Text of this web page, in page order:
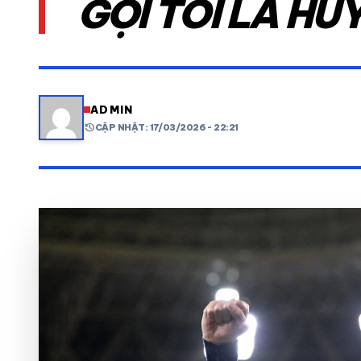
VIDEO
mail
GỌI TÔI LÀ
ADMIN
historyCẬP NHẬT: 17/03/2026 - 22:21